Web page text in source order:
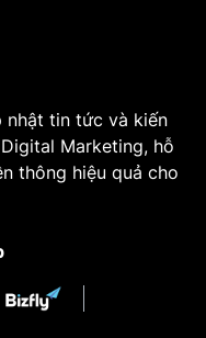
nhật tin tức và kiến
Marketing, hỗ
thông hiệu quả cho